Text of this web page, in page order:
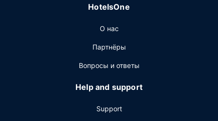
удобства: круглосуточная работа стойки регистрации и
конференц-зала(-ов) для проведения встреч и
мероприятий. Трансфер из аэропорта и обратно (по
запросу) предоставляется бесплатно.
HotelsOne
О нас
Партнёры
Вопросы и ответы
Help and support
Support